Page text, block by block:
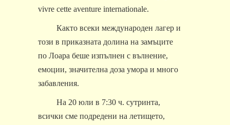
vivre cette aventure internationale.
Както всеки международен лагер и
този в приказната долина на замъците
по Лоара беше изпълнен с вълнение,
емоции, значителна доза умора и много
забавления.
На 20 юли в 7:30 ч. сутринта,
всички сме подредени на летището,